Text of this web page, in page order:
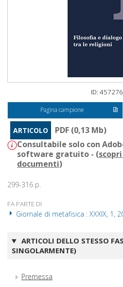
ID:
Pagina campione
ARTICOLO
PDF (0,13 Mb)
Consultabile solo con
software gratuito - (
documenti)
299-316 p.
FA PARTE DI
Giornale di metafisica : XXXIX, 1,
ARTICOLI DELLO STESSO
SINGOLARMENTE)
Premessa